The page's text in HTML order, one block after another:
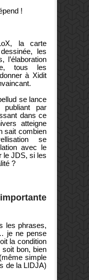
!
la carte
les
l’élaboration
tous les
à Xidit
se lance
par
dans ce
atteigne
sait combien
se
avec le
le JDS, si les
?
les phrases,
je ne pense
la condition
soit bon, bien
simple
de la LIDJA)